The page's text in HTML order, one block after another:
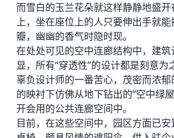
而雪白的玉兰花朵就这样静静地盛
上，坐在座位上的人只要伸出手就
瓣，幽幽的香气时隐时现。
在处处可见的空中连廊结构中，建
显，所有“穿透性”的设计都是刻意为
辜负设计师的一番苦心，茂密而浓
的映衬下仿佛从地下钻出的“空中绿
开会用的公共连廊空间中。
目前，在这些空间中，园区方面已